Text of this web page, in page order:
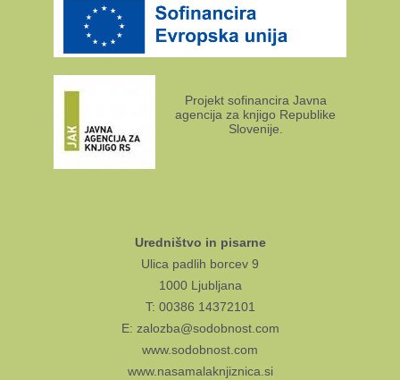
Projekt sofinancira Javna
agencija za knjigo Republike
Slovenije.
Uredništvo in pisarne
Ulica padlih borcev 9
1000 Ljubljana
T: 00386 14372101
E: zalozba@sodobnost.com
www.sodobnost.com
www.nasamalaknjiznica.si